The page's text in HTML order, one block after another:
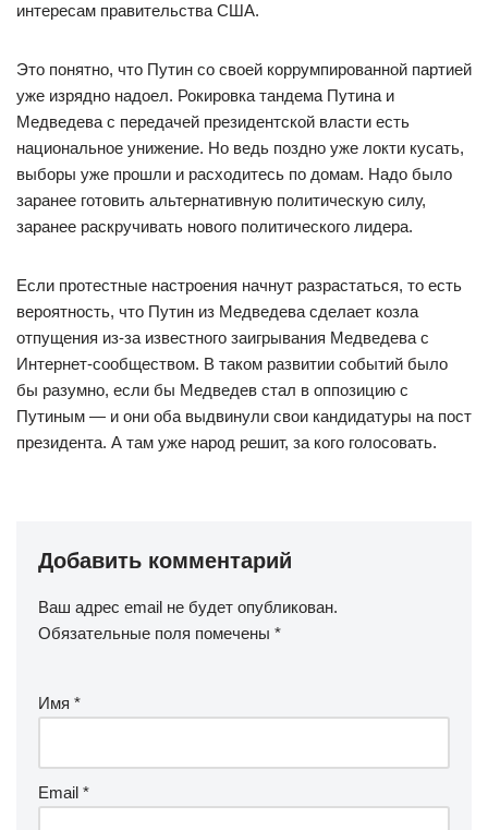
интересам правительства США.
Это понятно, что Путин со своей коррумпированной партией
уже изрядно надоел. Рокировка тандема Путина и
Медведева с передачей президентской власти есть
национальное унижение. Но ведь поздно уже локти кусать,
выборы уже прошли и расходитесь по домам. Надо было
заранее готовить альтернативную политическую силу,
заранее раскручивать нового политического лидера.
Если протестные настроения начнут разрастаться, то есть
вероятность, что Путин из Медведева сделает козла
отпущения из-за известного заигрывания Медведева с
Интернет-сообществом. В таком развитии событий было
бы разумно, если бы Медведев стал в оппозицию с
Путиным — и они оба выдвинули свои кандидатуры на пост
президента. А там уже народ решит, за кого голосовать.
Добавить комментарий
Ваш адрес email не будет опубликован.
Обязательные поля помечены *
Имя *
Email *